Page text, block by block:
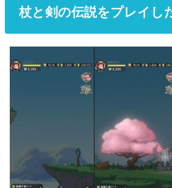
杖と剣の伝説をプレイし